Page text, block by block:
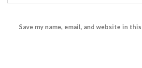
Save my name, email, and website in